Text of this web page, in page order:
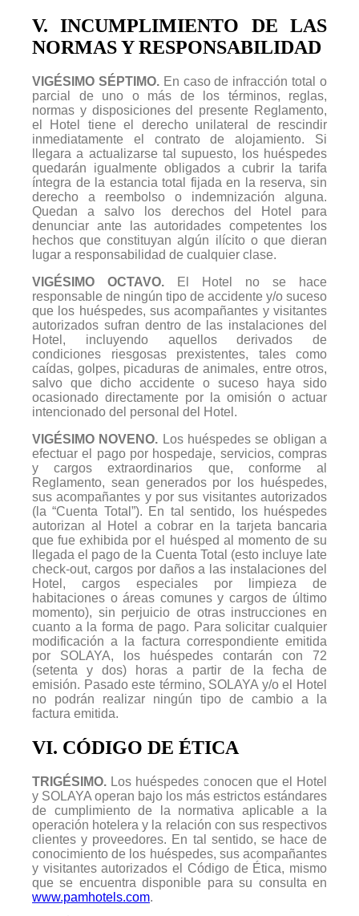
V. INCUMPLIMIENTO DE LAS
NORMAS Y RESPONSABILIDAD
VIGÉSIMO SÉPTIMO.En caso de infracción total o
parcial de uno o más de los términos, reglas,
normas y disposiciones del presente Reglamento,
el Hotel tiene el derecho unilateral de rescindir
inmediatamente el contrato de alojamiento. Si
llegara a actualizarse tal supuesto, los huéspedes
quedarán igualmente obligados a cubrir la tarifa
íntegra de la estancia total fijada en la reserva, sin
derecho a reembolso o indemnización alguna.
Quedan a salvo los derechos del Hotel para
denunciar ante las autoridades competentes los
hechos que constituyan algún ilícito o que dieran
lugar a responsabilidad de cualquier clase.
VIGÉSIMO OCTAVO. El Hotel no se hace
responsable de ningún tipo de accidente y/o suceso
que los huéspedes, sus acompañantes y visitantes
autorizados sufran dentro de las instalaciones del
Hotel, incluyendo aquellos derivados de
condiciones riesgosas prexistentes, tales como
caídas, golpes, picaduras de animales, entre otros,
salvo que dicho accidente o suceso haya sido
ocasionado directamente por la omisión o actuar
intencionado del personal del Hotel.
VIGÉSIMO NOVENO. Los huéspedes se obligan a
efectuar el pago por hospedaje, servicios, compras
y cargos extraordinarios que, conforme al
Reglamento, sean generados por los huéspedes,
sus acompañantes y por sus visitantes autorizados
(la “Cuenta Total ”). En tal sentido, los huéspedes
autorizan al Hotel a cobrar en la tarjeta bancaria
que fue exhibida por el huésped al momento de su
llegada el pago de la Cuenta Total (esto incluye late
check-out, cargos por daños a las instalaciones del
Hotel, cargos especiales por limpieza de
habitaciones o áreas comunes y cargos de último
momento), sin perjuicio de otras instrucciones en
cuanto a la forma de pago. Para solicitar cualquier
modificación a la factura correspondiente emitida
por SOLAYA, los huéspedes contarán con 72
(setenta y dos) horas a partir de la fecha de
emisión. Pasado este término, SOLAYA y/o el Hotel
no podrán realizar ningún tipo de cambio a la
factura emitida.
VI. CÓDIGO DE ÉTICA
TRIGÉSIMO. Los huéspedes conocen que el Hotel
y SOLAYA operan bajo los más estrictos estándares
de cumplimiento de la normativa aplicable a la
operación hotelera y la relación con sus respectivos
clientes y proveedores. En tal sentido, se hace de
conocimiento de los huéspedes, sus acompañantes
y visitantes autorizados el Código de Ética, mismo
que se encuentra disponible para su consulta en
www.pamhotels.com.